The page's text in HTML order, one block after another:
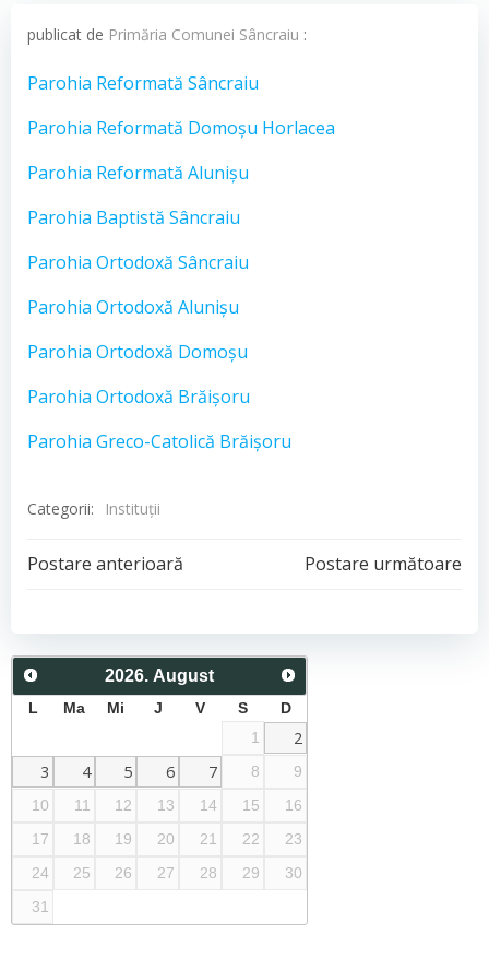
publicat de Primăria Comunei Sâncraiu :
Parohia Reformată Sâncraiu
Parohia Reformată Domoşu Horlacea
Parohia Reformată Alunişu
Parohia Baptistă Sâncraiu
Parohia Ortodoxă Sâncraiu
Parohia Ortodoxă Alunişu
Parohia Ortodoxă Domoşu
Parohia Ortodoxă Brăişoru
Parohia Greco-Catolică Brăişoru
Categorii: Instituţii
Post
navigation
Postare anterioară
Post
navigation
Postare următoare
2026. August
L Ma Mi J V S
D
1
2
3
4 5 6 7 8
9
10
11 12 13 14 15
16
17
18 19 20 21 22
23
24
25 26 27 28 29
30
31